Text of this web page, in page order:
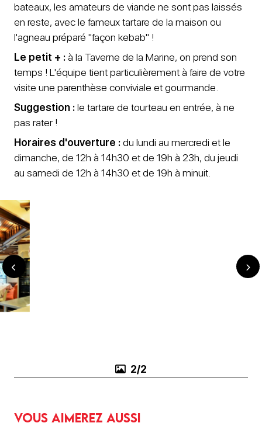
bateaux, les amateurs de viande ne sont pas laissés
en reste, avec le fameux tartare de la maison ou
l'agneau préparé "façon kebab" !
Le petit + :à la Taverne de la Marine, on prend son
temps ! L'équipe tient particulièrement à faire de votre
visite une parenthèse conviviale et gourmande.
Suggestion :le tartare de tourteau en entrée, à ne
pas rater !
Horaires d'ouverture :du lundi au mercredi et le
dimanche, de 12h à 14h30 et de 19h à 23h, du jeudi
au samedi de 12h à 14h30 et de 19h à minuit.
1/2
Vous aimerez aussi